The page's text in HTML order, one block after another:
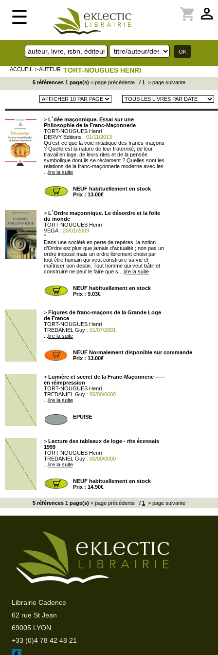
☰ perm_identity
shopping_cart
ACCUEIL > AUTEUR TORT-NOUGUES HENRI
5 références 1 page(s) < page précédente / 1 > page suivante
> L´dée maçonnique. Essai sur une
Philosophie de la Franc-Maçonnerie
TORT-NOUGUES Henri
DERVY Editions : 01/11/2013
Qu’est-ce que la voie initiatique des francs-maçons
? Quelle est la nature de leur fraternité, de leur
travail en loge, de leurs rites et de la pensée
symbolique dont ils se réclament ? Quelles sont les
relations de la franc-maçonnerie moderne avec les
lire la suite
NEUF habituellement en stock
Prix : 13.00€
> L´Ordre maçonnique. Le désordre et la folie
du monde
TORT-NOUGUES Henri
VEGA : 20/01/2009
"
Dans une société en perte de repères, la notion
d’Ordre est plus que jamais d’actualité ; non pas un
ordre imposé mais un ordre librement choisi par
tout être humain qui veut construire sa vie et
maîtriser son destin. Tout homme qui veut bâtir et
construire ne peut le faire que s ... lire la suite
NEUF habituellement en stock
Prix : 9.03€
> Figures de franc-maçons de la Grande Loge
de France
TORT-NOUGUES Henri
TREDANIEL Guy : 01/07/2001
lire la suite
NEUF Normalement disponible sur commande
Prix : 13.00€
> Lumière et secret de la Franc-Maçonnerie -----
en réimpression
TORT-NOUGUES Henri
TREDANIEL Guy : 00/00/0000
lire la suite
EPUISE
> Lecture des tableaux de loge - rite écossais
1999
TORT-NOUGUES Henri
TREDANIEL Guy : 00/00/0000
lire la suite
NEUF habituellement en stock
Prix : 14.90€
5 références 1 page(s) < page précédente / 1 > page suivante
Librairie Cadence
62 rue St Jean
69005 LYON
+33 (0)4 78 42 48 21